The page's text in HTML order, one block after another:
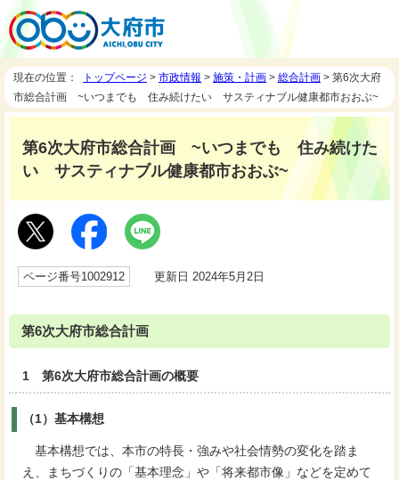
現在の位置： トップページ > 市政情報 > 施策・計画 > 総合計画 > 第6次大府
市総合計画 ~いつまでも 住み続けたい サスティナブル健康都市おおぶ~
第6次大府市総合計画 ~いつまでも 住み続けた
い サスティナブル健康都市おおぶ~
ページ番号1002912 更新日 2024年5月2日
第6次大府市総合計画
1 第6次大府市総合計画の概要
（1）基本構想
基本構想では、本市の特長・強みや社会情勢の変化を踏ま
え、まちづくりの「基本理念」や「将来都市像」などを定めて